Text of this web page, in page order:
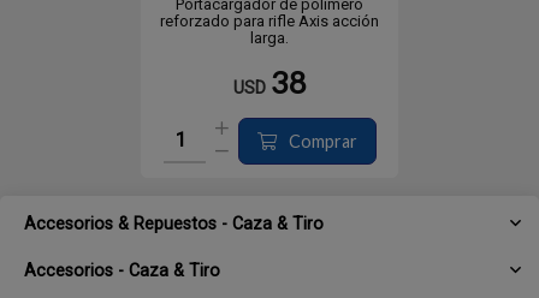
Accesorios & Repuestos - Caza & Tiro
Accesorios - Caza & Tiro
Portacargador de polímero
reforzado para rifle Axis acción
larga.
USD 38
Comprar